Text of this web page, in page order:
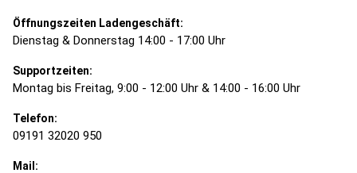
Öffnungszeiten Ladengeschäft:
Dienstag & Donnerstag 14:00 - 17:00 Uhr
Supportzeiten:
Montag bis Freitag, 9:00 - 12:00 Uhr & 14:00 - 16:00 Uhr
Telefon:
09191 32020 950
Mail: